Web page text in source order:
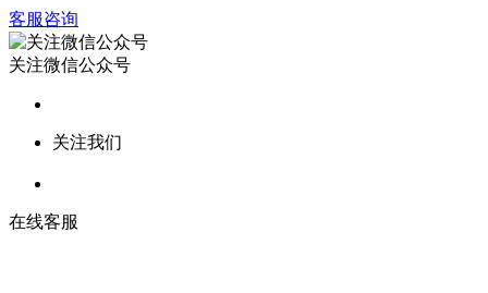
客服咨询
关注微信公众号
关注我们
在线客服